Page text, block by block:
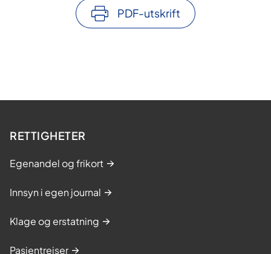
PDF-utskrift
RETTIGHETER
Egenandel og frikort
Innsyn i egen journal
Klage og erstatning
Pasientreiser